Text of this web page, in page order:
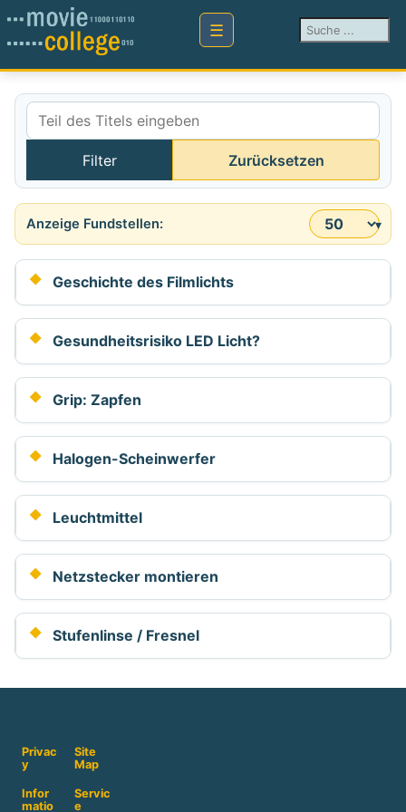
Suchen ...
Teil des Titels eingeben
Filter Zurücksetzen
Anzeige #
Geschichte des Filmlichts
Gesundheitsrisiko LED Licht?
Grip: Zapfen
Halogen-Scheinwerfer
Leuchtmittel
Netzstecker montieren
Stufenlinse / Fresnel
Privac
y
Site
Map
Infor
matio
Servic
e